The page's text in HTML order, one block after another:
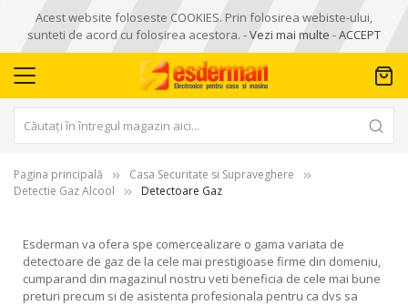
Acest website foloseste COOKIES. Prin folosirea webiste-ului,
sunteti de acord cu folosirea acestora. -Vezi mai multe -ACCEPT
Pagina principală
Casa Securitate si Supraveghere
Detectie Gaz Alcool
Detectoare Gaz
Esderman va ofera spe comercealizare o gama variata de
detectoare de gaz de la cele mai prestigioase firme din domeniu,
cumparand din magazinul nostru veti beneficia de cele mai bune
preturi precum si de asistenta profesionala pentru ca dvs sa